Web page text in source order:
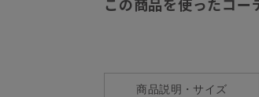
この商品を使ったコー
商品説明・サイズ